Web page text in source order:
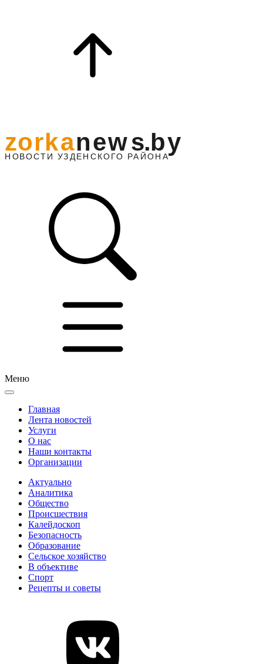
Меню
Главная
Лента новостей
Услуги
О нас
Наши контакты
Организации
Актуально
Аналитика
Общество
Происшествия
Калейдоскоп
Безопасность
Образование
Сельское хозяйство
В объективе
Спорт
Рецепты и советы